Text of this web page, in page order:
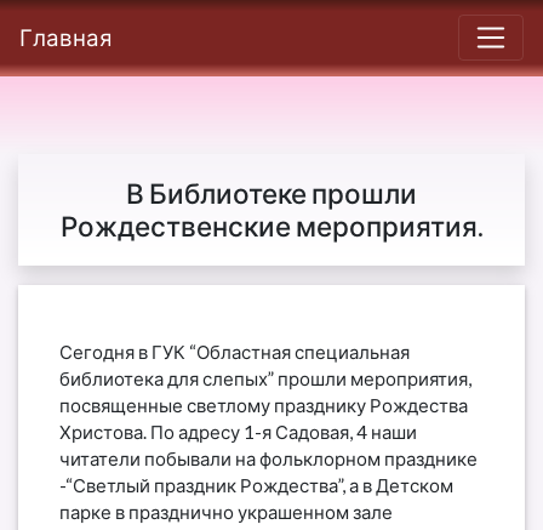
Главная
В Библиотеке прошли
Рождественские мероприятия.
Сегодня в ГУК “Областная специальная
библиотека для слепых” прошли мероприятия,
посвященные светлому празднику Рождества
Христова. По адресу 1-я Садовая, 4 наши
читатели побывали на фольклорном празднике
-“Светлый праздник Рождества”, а в Детском
парке в празднично украшенном зале